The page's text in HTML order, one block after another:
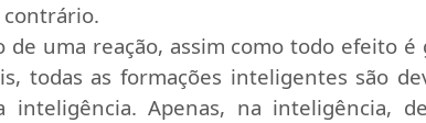
contrário.
uma reação, assim como todo efeito é
todas as formações inteligentes são
Apenas, na inteligência,